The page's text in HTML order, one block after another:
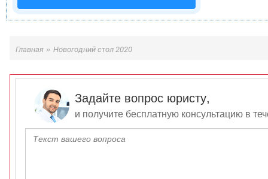
Главная » Новогодний стол 2020